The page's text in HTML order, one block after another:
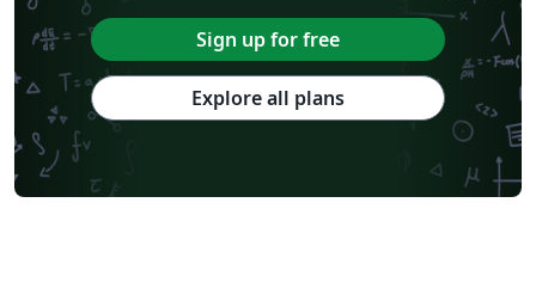
Sign up for free
Explore all plans